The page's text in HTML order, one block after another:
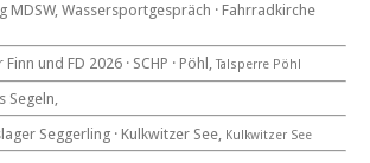
2026
Pöhl
MDSW, Wassersportgespräch · Fahrradkirche
und FD 2026 · SCHP · Pöhl, Talsperre Pöhl
Segeln,
Seggerling · Kulkwitzer See, Kulkwitzer See